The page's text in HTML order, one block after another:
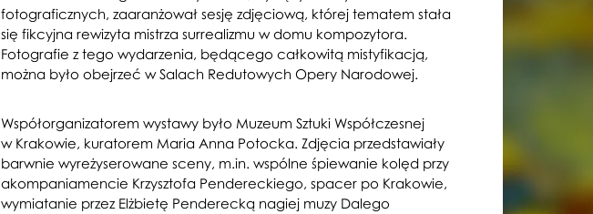
fotograficznych, zaaranżował sesję zdjęciową, której tematem stała
się fikcyjna rewizyta mistrza surrealizmu w domu kompozytora.
Fotografie z tego wydarzenia, będącego całkowitą mistyfikacją,
można było obejrzeć w Salach Redutowych Opery Narodowej.
Współorganizatorem wystawy było Muzeum Sztuki Współczesnej
w Krakowie, kuratorem Maria Anna Potocka. Zdjęcia przedstawiały
barwnie wyreżyserowane sceny, m.in. wspólne śpiewanie kolęd przy
akompaniamencie Krzysztofa Pendereckiego, spacer po Krakowie,
wymiatanie przez Elżbietę Penderecką nagiej muzy Dalego